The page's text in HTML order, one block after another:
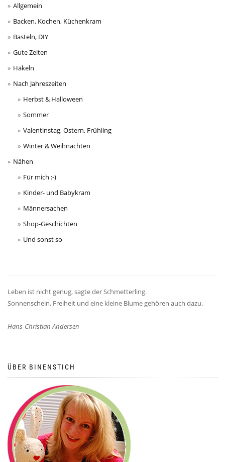
Allgemein
Backen, Kochen, Küchenkram
Basteln, DIY
Gute Zeiten
Häkeln
Nach Jahreszeiten
Herbst & Halloween
Sommer
Valentinstag, Ostern, Frühling
Winter & Weihnachten
Nähen
Für mich :-)
Kinder- und Babykram
Männersachen
Shop-Geschichten
Und sonst so
Leben ist nicht genug, sagte der Schmetterling.
Sonnenschein, Freiheit und eine kleine Blume gehören auch dazu.
Hans-Christian Andersen
ÜBER BINENSTICH